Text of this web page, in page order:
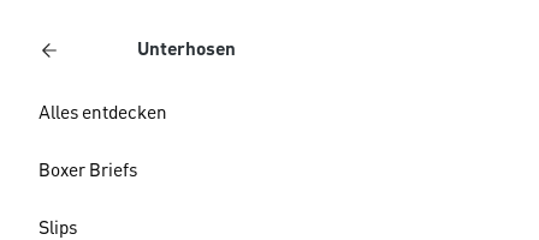
Unterhosen
Alles entdecken
Boxer Briefs
Slips